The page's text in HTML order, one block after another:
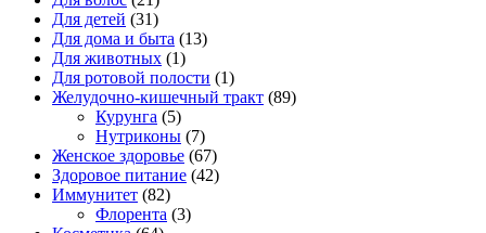
Для детей (31)
Для дома и быта (13)
Для животных (1)
Для ротовой полости (1)
Желудочно-кишечный тракт (89)
Курунга (5)
Нутриконы (7)
Женское здоровье (67)
Здоровое питание (42)
Иммунитет (82)
Флорента (3)